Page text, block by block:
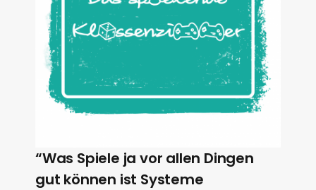
“Was Spiele ja vor allen Dingen
gut können ist Systeme